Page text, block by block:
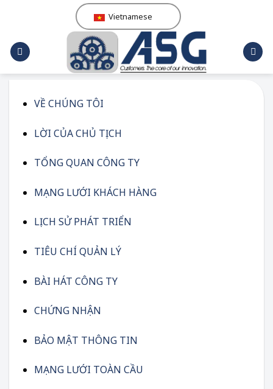
Vietnamese
VỀ CHÚNG TÔI
LỜI CỦA CHỦ TỊCH
TỔNG QUAN CÔNG TY
MẠNG LƯỚI KHÁCH HÀNG
LỊCH SỬ PHÁT TRIỂN
TIÊU CHÍ QUẢN LÝ
BÀI HÁT CÔNG TY
CHỨNG NHẬN
BẢO MẬT THÔNG TIN
MẠNG LƯỚI TOÀN CẦU